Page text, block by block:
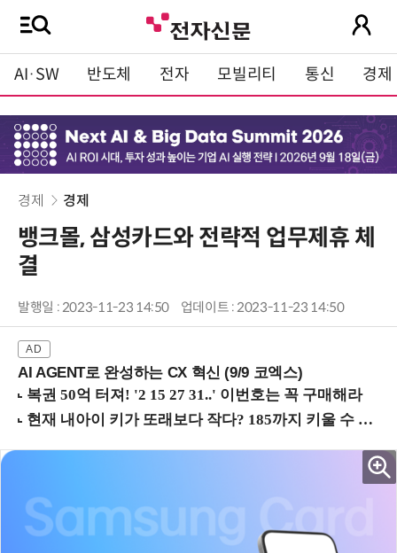
AI·SW 반도체 전자 모빌리티 통신 경제
경제 경제
뱅크몰, 삼성카드와 전략적 업무제휴 체
결
발행일 : 2023-11-23 14:50 업데이트 : 2023-11-23 14:50
AI AGENT로 완성하는 CX 혁신 (9/9 코엑스)